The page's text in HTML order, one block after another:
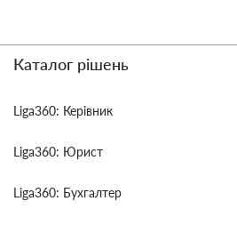
Каталог рішень
Liga360: Керівник
Liga360: Юрист
Liga360: Бухгалтер